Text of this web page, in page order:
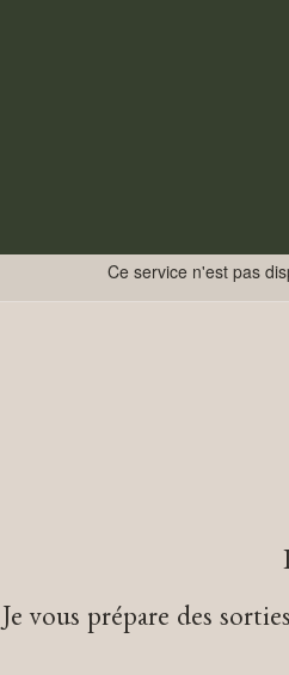
Ce service n'est pas
Je vous prépare des